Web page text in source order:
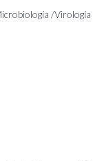
/Virología